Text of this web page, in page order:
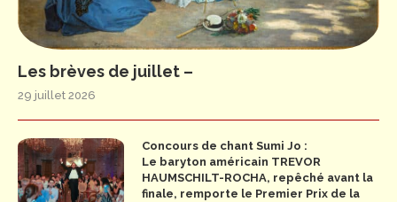
Les brèves de juillet –
29 juillet 2026
Concours de chant Sumi Jo :
Le baryton américain TREVOR
HAUMSCHILT-ROCHA, repêché avant la
finale, remporte le Premier Prix de la